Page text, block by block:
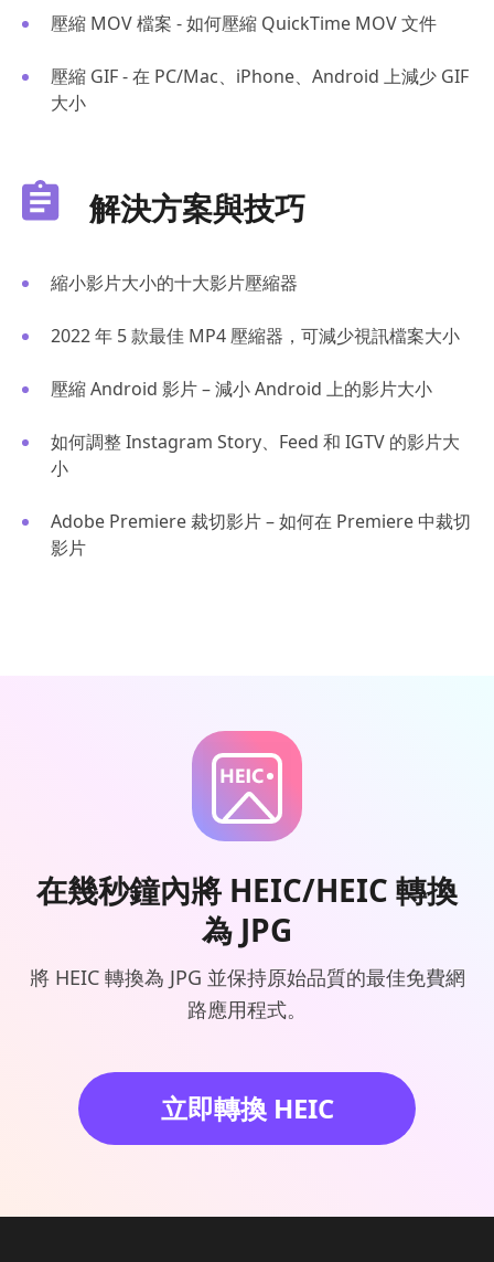
壓縮 MOV 檔案 - 如何壓縮 QuickTime MOV 文件
壓縮 GIF - 在 PC/Mac、iPhone、Android 上減少 GIF
大小
解決方案與技巧
縮小影片大小的十大影片壓縮器
2022 年 5 款最佳 MP4 壓縮器，可減少視訊檔案大小
壓縮 Android 影片 – 減小 Android 上的影片大小
如何調整 Instagram Story、Feed 和 IGTV 的影片大
小
Adobe Premiere 裁切影片 – 如何在 Premiere 中裁切
影片
在幾秒鐘內將 HEIC/HEIC 轉換
為 JPG
將 HEIC 轉換為 JPG 並保持原始品質的最佳免費網
路應用程式。
立即轉換 HEIC